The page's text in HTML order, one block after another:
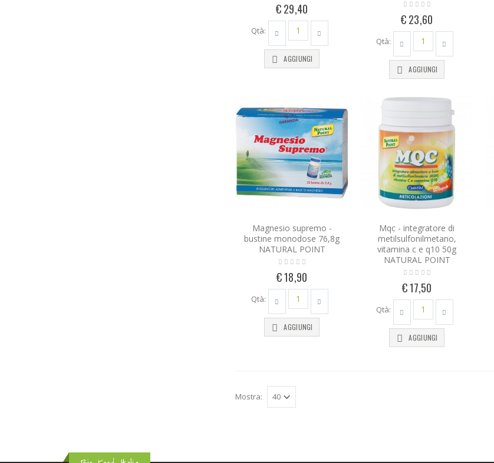
€ 29,40
Qtà:
AGGIUNGI
€ 23,60
Qtà:
AGGIUNGI
Magnesio supremo -
bustine monodose 76,8g
NATURAL POINT
€ 18,90
Qtà:
AGGIUNGI
Mqc - integratore di
metilsulfonilmetano,
vitamina c e q10 50g
NATURAL POINT
€ 17,50
Qtà:
AGGIUNGI
Mostra: